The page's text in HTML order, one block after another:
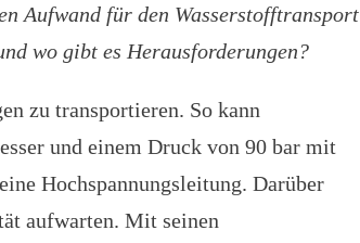
Aufwand für den Wasserstofftransport
wo gibt es Herausforderungen?
zu transportieren. So kann
und einem Druck von 90 bar mit
Hochspannungsleitung. Darüber
aufwarten. Mit seinen